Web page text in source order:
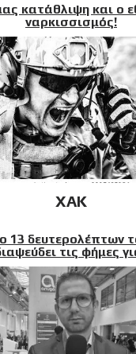
κατάθλιψη και ο
ναρκισσισμός!
XAK
13 δευτερολέπτων
τις φήμες